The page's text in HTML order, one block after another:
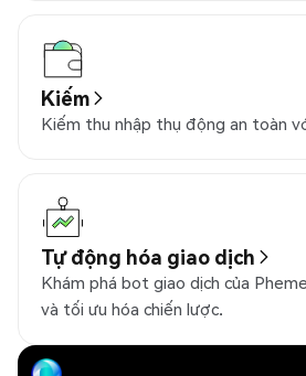
Kiếm
Kiếm thu nhập thụ động an toàn
Tự động hóa giao dịch
Khám phá bot giao dịch của
và tối ưu hóa chiến lược.